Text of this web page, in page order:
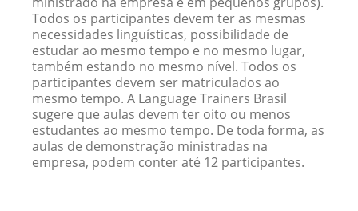
Todos os participantes devem ter as mesmas
necessidades linguísticas, possibilidade de
estudar ao mesmo tempo e no mesmo lugar,
também estando no mesmo nível. Todos os
participantes devem ser matriculados ao
mesmo tempo. A Language Trainers Brasil
sugere que aulas devem ter oito ou menos
estudantes ao mesmo tempo. De toda forma, as
aulas de demonstração ministradas na
empresa, podem conter até 12 participantes.